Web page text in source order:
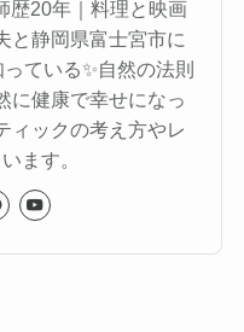
歴20年｜料理と映画
と静岡県富士宮市に
ている✨自然の法則
に健康で幸せになっ
ィックの考え方やレ
ます。